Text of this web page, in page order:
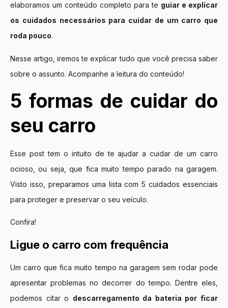
elaboramos um conteúdo completo para te guiar e explicar
os cuidados necessários para cuidar de um carro que
roda pouco.
Nesse artigo, iremos te explicar tudo que você precisa saber
sobre o assunto. Acompanhe a leitura do conteúdo!
5 formas de cuidar do
seu carro
Esse post tem o intuito de te ajudar a cuidar de um carro
ocioso, ou seja, que fica muito tempo parado na garagem.
Visto isso, preparamos uma lista com 5 cuidados essenciais
para proteger e preservar o seu veículo.
Confira!
Ligue o carro com frequência
Um carro que fica muito tempo na garagem sem rodar pode
apresentar problemas no decorrer do tempo. Dentre eles,
podemos citar o descarregamento da bateria por ficar